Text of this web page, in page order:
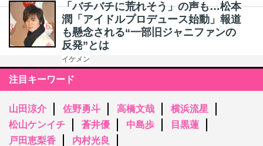
「バチバチに荒れそう」の声も…松本
潤「アイドルプロデュース始動」報道
も懸念される“一部旧ジャニファンの
反発”とは
イケメン
注目キーワード
山田涼介 佐野勇斗 高橋文哉
横浜流星
松山ケンイチ
蒼井優 中島歩
目黒蓮
戸田恵梨香
内村光良